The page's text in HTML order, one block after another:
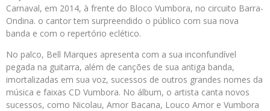
Carnaval, em 2014, à frente do Bloco Vumbora, no circuito Barra-
Ondina. o cantor tem surpreendido o público com sua nova
banda e com o repertório eclético.
No palco, Bell Marques apresenta com a sua inconfundível
pegada na guitarra, além de canções de sua antiga banda,
imortalizadas em sua voz, sucessos de outros grandes nomes da
música e faixas CD Vumbora. No álbum, o artista canta novos
sucessos, como Nicolau, Amor Bacana, Louco Amor e Vumbora